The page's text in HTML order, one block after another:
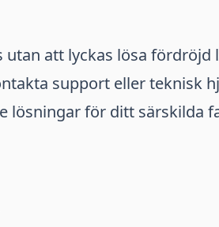
att lyckas lösa fördröjd
support eller teknisk
lösningar för ditt särskilda